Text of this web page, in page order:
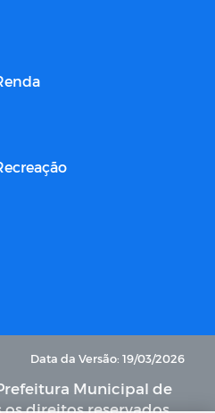
Data da Versão: 19/03/2026
Municipal de
os direitos reservados.